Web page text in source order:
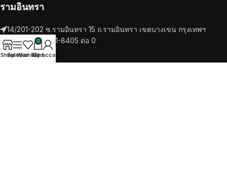
รามอินทรา
14/201-202 ซ.รามอินทรา 15 ถ.รามอินทรา เขตบางเขน กรุงเทพฯ
โทรศัพท์ 02-521-8405 ต่อ 0
ShopSidebar
Wishlist
0
Cart
My account